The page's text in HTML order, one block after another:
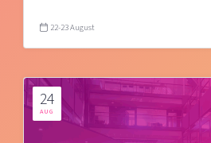
22-23 August
24
AUG